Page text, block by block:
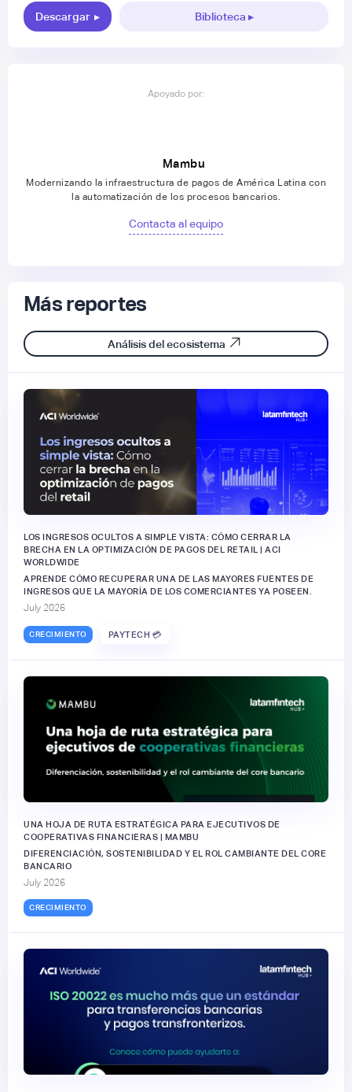
Descargar ▸ Biblioteca ▸
Apoyado por:
Mambu
Modernizando la infraestructura de pagos de América Latina con
la automatización de los procesos bancarios.
Contacta al equipo
Más reportes
Análisis del ecosistema
LOS INGRESOS OCULTOS A SIMPLE VISTA: CÓMO CERRAR LA
BRECHA EN LA OPTIMIZACIÓN DE PAGOS DEL RETAIL | ACI
WORLDWIDE
APRENDE CÓMO RECUPERAR UNA DE LAS MAYORES FUENTES DE
INGRESOS QUE LA MAYORÍA DE LOS COMERCIANTES YA POSEEN.
July 2026
CRECIMIENTO PAYTECH 💳
UNA HOJA DE RUTA ESTRATÉGICA PARA EJECUTIVOS DE
COOPERATIVAS FINANCIERAS | MAMBU
DIFERENCIACIÓN, SOSTENIBILIDAD Y EL ROL CAMBIANTE DEL CORE
BANCARIO
July 2026
CRECIMIENTO